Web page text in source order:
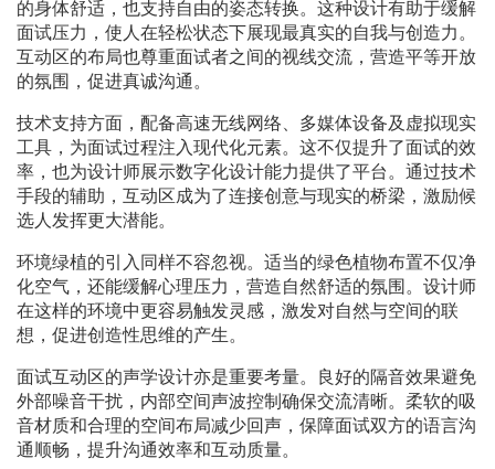
的身体舒适，也支持自由的姿态转换。这种设计有助于缓解
面试压力，使人在轻松状态下展现最真实的自我与创造力。
互动区的布局也尊重面试者之间的视线交流，营造平等开放
的氛围，促进真诚沟通。
技术支持方面，配备高速无线网络、多媒体设备及虚拟现实
工具，为面试过程注入现代化元素。这不仅提升了面试的效
率，也为设计师展示数字化设计能力提供了平台。通过技术
手段的辅助，互动区成为了连接创意与现实的桥梁，激励候
选人发挥更大潜能。
环境绿植的引入同样不容忽视。适当的绿色植物布置不仅净
化空气，还能缓解心理压力，营造自然舒适的氛围。设计师
在这样的环境中更容易触发灵感，激发对自然与空间的联
想，促进创造性思维的产生。
面试互动区的声学设计亦是重要考量。良好的隔音效果避免
外部噪音干扰，内部空间声波控制确保交流清晰。柔软的吸
音材质和合理的空间布局减少回声，保障面试双方的语言沟
通顺畅，提升沟通效率和互动质量。